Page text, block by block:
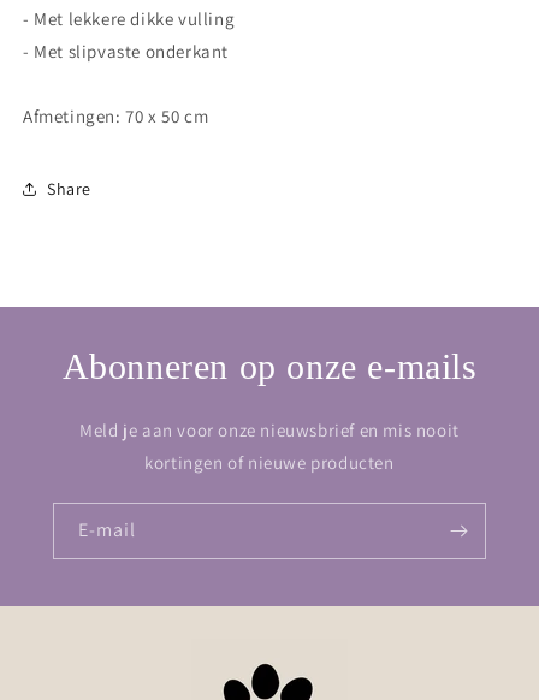
- Met lekkere dikke vulling
- Met slipvaste onderkant
Afmetingen: 70 x 50 cm
Share
Abonneren op onze e-mails
Meld je aan voor onze nieuwsbrief en mis nooit
kortingen of nieuwe producten
E‑mail